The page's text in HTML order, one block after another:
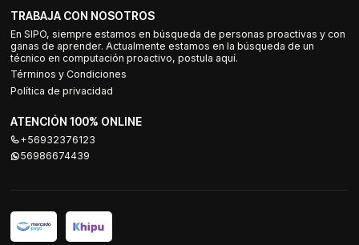
TRABAJA CON NOSOTROS
En SIPO, siempre estamos en búsqueda de personas proactivas y con
ganas de aprender. Actualmente estamos en la búsqueda de un
técnico en computación proactivo, postula aquí.
Términos y Condiciones
Política de privacidad
ATENCIÓN 100% ONLINE
+56932376123
56986674439